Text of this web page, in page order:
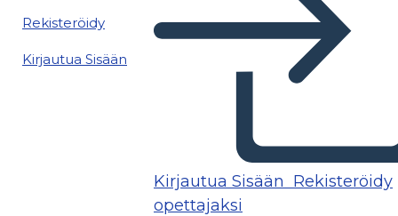
Rekisteröidy
Kirjautua Sisään
Kirjautua Sisään Rekisteröidy
opettajaksi